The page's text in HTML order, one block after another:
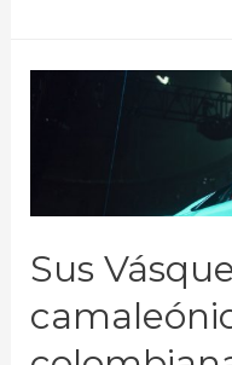
Sus